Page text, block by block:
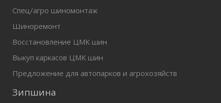
Спец/агро шиномонтаж
Шиноремонт
Восстановление ЦМК шин
Выкуп каркасов ЦМК шин
Предложение для автопарков и агрохозяйств
Зипшина